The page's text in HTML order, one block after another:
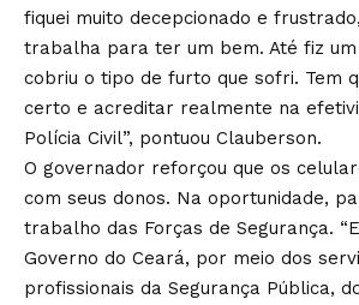
fiquei muito decepcionado e
trabalha para ter um bem. Até fiz um
cobriu o tipo de furto que sofri. Tem
certo e acreditar realmente na
Polícia Civil”, pontuou Clauberson.
O governador reforçou que os
com seus donos. Na oportunidade,
trabalho das Forças de Segurança.
Governo do Ceará, por meio dos
profissionais da Segurança Pública,